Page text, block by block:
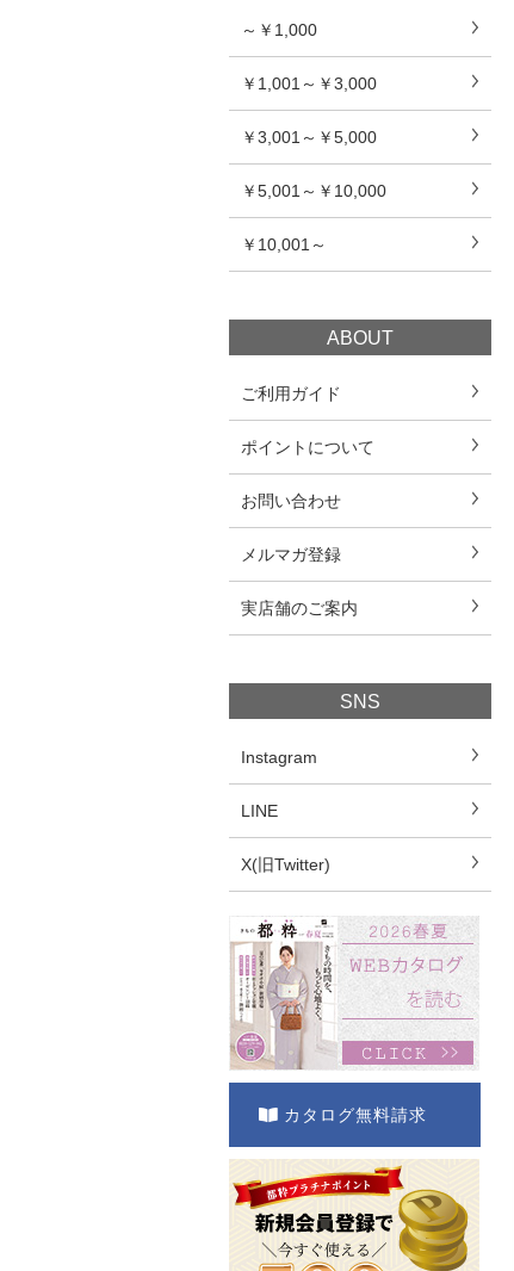
～￥1,000
￥1,001～￥3,000
￥3,001～￥5,000
￥5,001～￥10,000
￥10,001～
ABOUT
ご利用ガイド
ポイントについて
お問い合わせ
メルマガ登録
実店舗のご案内
SNS
Instagram
LINE
X(旧Twitter)
カタログ無料請求